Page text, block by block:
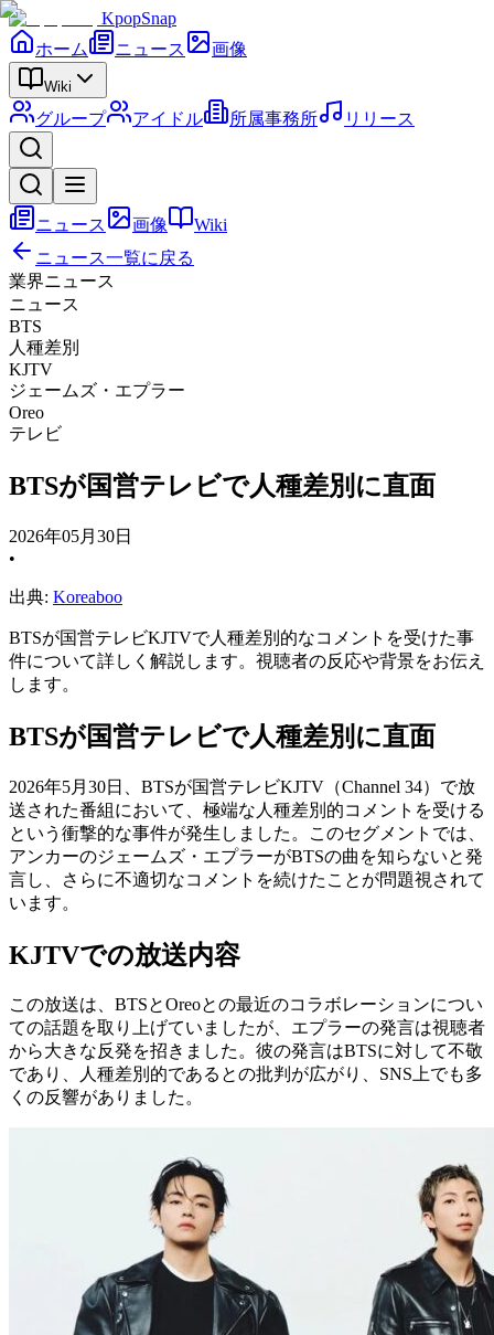
KpopSnap
ホーム
ニュース 画像
Wiki
グループ アイドル 所属事務所 リリース
ニュース 画像
Wiki
ニュース一覧に戻る
業界ニュース
ニュース
BTS
人種差別
KJTV
ジェームズ・エプラー
Oreo
テレビ
BTSが国営テレビで人種差別に直面
2026年05月30日
•
出典: Koreaboo
BTSが国営テレビKJTVで人種差別的なコメントを受けた事
件について詳しく解説します。視聴者の反応や背景をお伝え
します。
BTSが国営テレビで人種差別に直面
2026年5月30日、BTSが国営テレビKJTV（Channel 34）で放
送された番組において、極端な人種差別的コメントを受ける
という衝撃的な事件が発生しました。このセグメントでは、
アンカーのジェームズ・エプラーがBTSの曲を知らないと発
言し、さらに不適切なコメントを続けたことが問題視されて
います。
KJTVでの放送内容
この放送は、BTSとOreoとの最近のコラボレーションについ
ての話題を取り上げていましたが、エプラーの発言は視聴者
から大きな反発を招きました。彼の発言はBTSに対して不敬
であり、人種差別的であるとの批判が広がり、SNS上でも多
くの反響がありました。